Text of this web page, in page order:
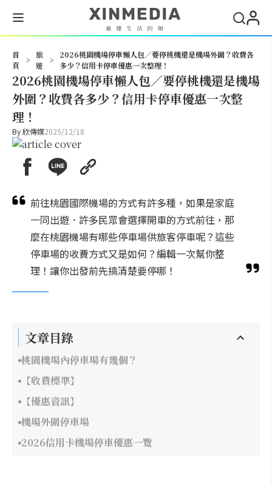
首
頁
>
旅
遊
>
2026桃園機場停車懶人包／要停桃機還是機場外圍？收費各
多少？信用卡停車優惠一次整理！
2026桃園機場停車懶人包／要停桃機還是機場
外圍？收費各多少？信用卡停車優惠一次整
理！
By欣傳媒2025/12/18
前往桃園國際機場的方式有許多種，如果是家庭
一同出遊．許多民眾會選擇開車的方式前往，那
麼在桃園機場有哪些停車場供旅客停車呢？這些
停車場的收費方式又是如何？編輯一次幫你整
理！讓你出發前先搞清楚要停哪！
文章目錄
桃園機場內停車場有幾個？
【收費標準】
【優惠資訊】
機場外圍停車場
2026信用卡機場停車優惠一覽